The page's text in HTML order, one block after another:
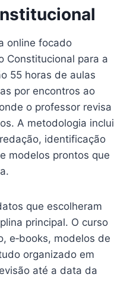
online focado
Constitucional para a
55 horas de aulas
por encontros ao
o professor revisa
A metodologia inclui
identificação
modelos prontos que
que escolheram
principal. O curso
e‑books, modelos de
organizado em
até a data da